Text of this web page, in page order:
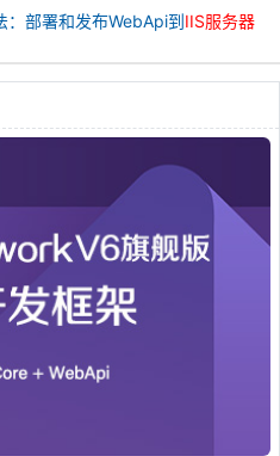
：部署和发布WebApi到IIS服务器